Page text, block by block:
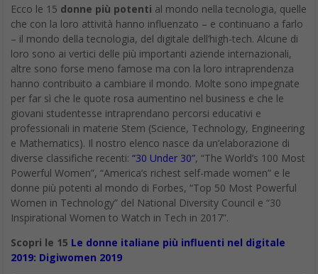
loro sono ai vertici delle più importanti aziende internazionali,
altre sono forse meno famose ma con la loro intraprendenza
hanno contribuito a cambiare il mondo. Molte sono impegnate
per far sì che le quote rosa aumentino nel business e che le
giovani studentesse intraprendano percorsi educativi e
professionali in materie Stem (Science, Technology, Engineering
e Mathematics). Il nostro elenco nasce da un’elaborazione di
diverse classifiche recenti:“30 Under 30”, “The World’s 100 Most
Powerful Women”, “America’s richest self-made women” e le
donne più potenti al mondo di Forbes, “Top 50 Most Powerful
Women in Technology” del National Diversity Council e “30
Inspirational Women to Watch in Tech in 2017”.
Scopri le 15
Le donne italiane più influenti nel digitale
2019: Digiwomen 2019
Indice dei contenuti
Le donne più potenti al mondo nella tecnologia –